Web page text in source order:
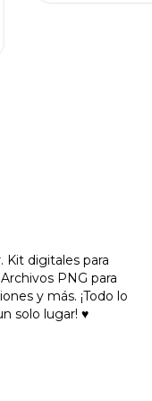
Kit digitales para
PNG para
y más. ¡Todo lo
solo lugar! ♥